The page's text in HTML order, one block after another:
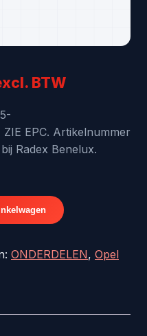
BTW
ZIE EPC. Artikelnummer
Radex Benelux.
ONDERDELEN, Opel